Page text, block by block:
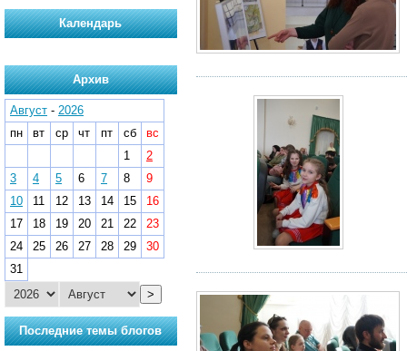
Календарь
Архив
Август - 2026
пн
вт ср чт пт сб
вс
1
2
3
4 5 6 7 8
9
10
11 12 13 14 15
16
17
18 19 20 21 22
23
24
25 26 27 28 29
30
31
>
Последние темы блогов